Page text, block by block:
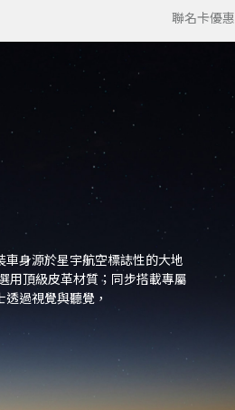
聯名卡優惠
身源於星宇航空標誌性的大地
用頂級皮革材質；同步搭載專屬
過視覺與聽覺，